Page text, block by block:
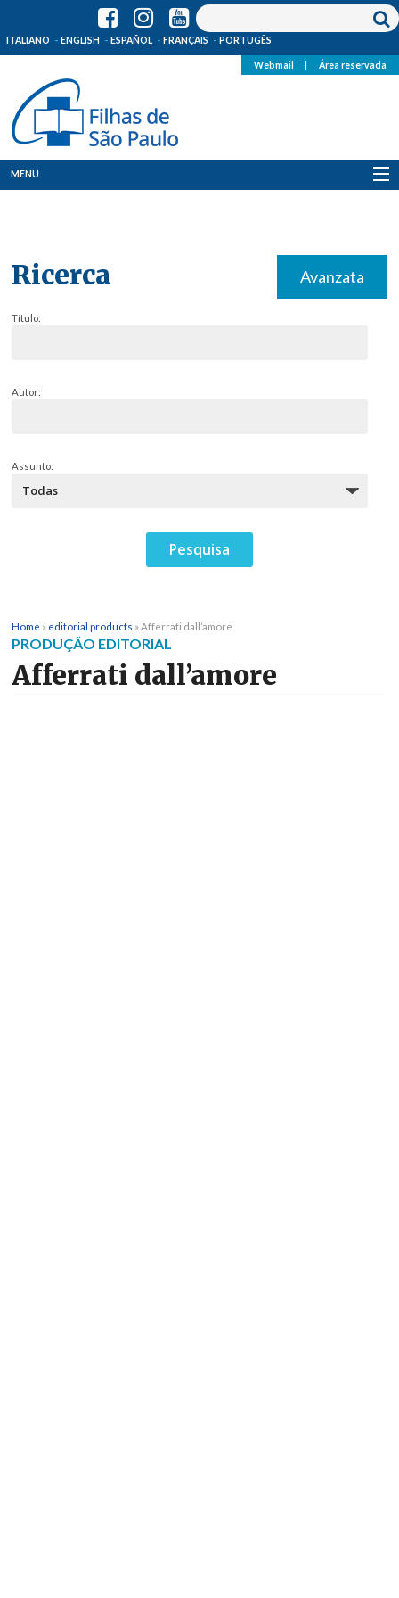
ITALIANO ENGLISH ESPAÑOL FRANÇAIS PORTUGÊS
Webmail Área reservada
MENU
Ricerca Avanzata
Título:
Autor:
Assunto:
Home » editorial products »Afferrati dall’amore
PRODUÇÃO EDITORIAL
Afferrati dall’amore